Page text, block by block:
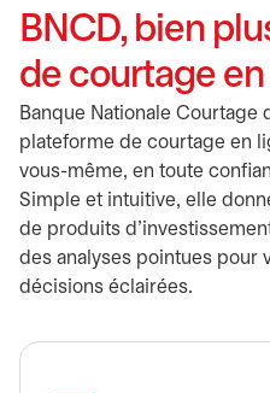
BNCD, bien
de courtage
Banque Nationale Courtage
plateforme de courtage en
vous-même, en toute
Simple et intuitive, elle
de produits
des analyses pointues pour
décisions éclairées.